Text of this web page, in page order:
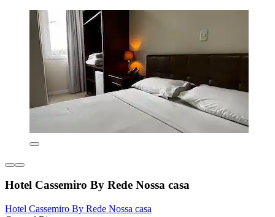
Hotel Cassemiro By Rede Nossa casa
Hotel Cassemiro By Rede Nossa casa